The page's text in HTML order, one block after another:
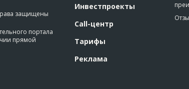
защищены
портала
прямой
Инвестпроекты
Call-центр
Тарифы
Реклама